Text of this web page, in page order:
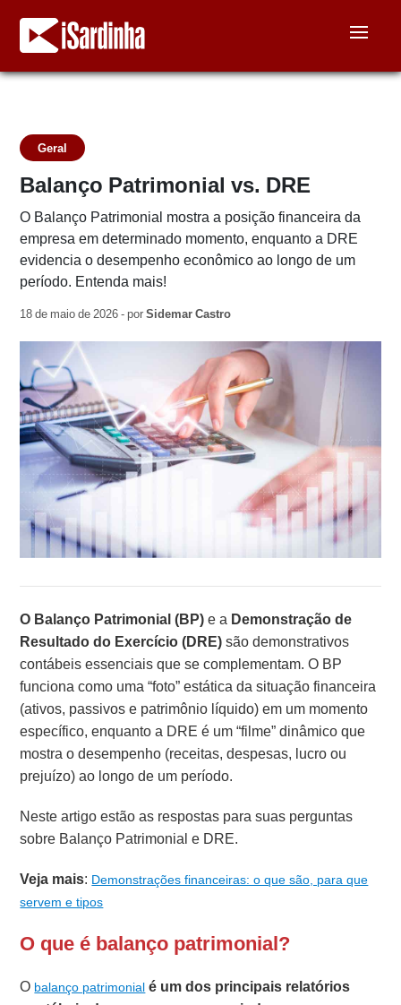
Geral
Balanço Patrimonial vs. DRE
O Balanço Patrimonial mostra a posição financeira da
empresa em determinado momento, enquanto a DRE
evidencia o desempenho econômico ao longo de um
período. Entenda mais!
18 de maio de 2026 - porSidemar Castro
O Balanço Patrimonial (BP)e a Demonstração de
Resultado do Exercício (DRE)são demonstrativos
contábeis essenciais que se complementam. O BP
funciona como uma “foto” estática da situação financeira
(ativos, passivos e patrimônio líquido) em um momento
específico, enquanto a DRE é um “filme” dinâmico que
mostra o desempenho (receitas, despesas, lucro ou
prejuízo) ao longo de um período.
Neste artigo estão as respostas para suas perguntas
sobre Balanço Patrimonial e DRE.
Veja mais: Demonstrações financeiras: o que são, para que
servem e tipos
O que é balanço patrimonial?
O balanço patrimonial é um dos principais relatórios